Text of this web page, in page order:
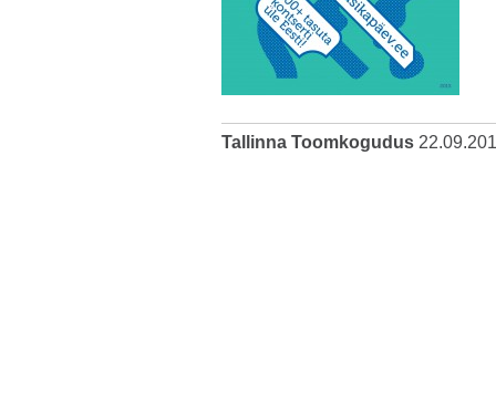
Tallinna Toomkogudus